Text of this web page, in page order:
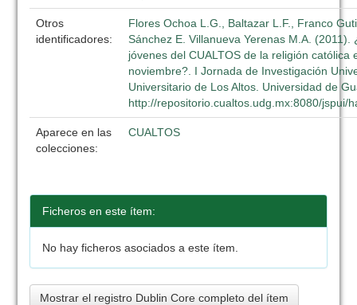
Otros
identificadores:
Flores Ochoa L.G., Baltazar L.F., Franco
Sánchez E. Villanueva Yerenas M.A. (2011).
jóvenes del CUALTOS de la religión católica
noviembre?. I Jornada de Investigación
Universitario de Los Altos. Universidad de
http://repositorio.cualtos.udg.mx:8080/jspui/
Aparece en las
colecciones:
CUALTOS
Ficheros en este ítem:
No hay ficheros asociados a este ítem.
Mostrar el registro Dublin Core completo del ítem